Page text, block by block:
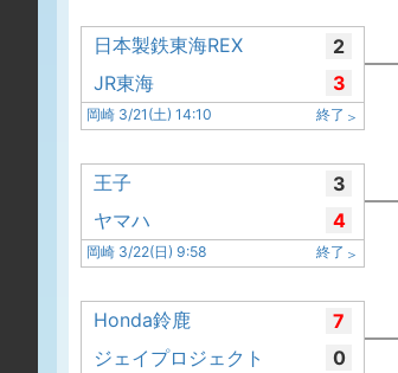
日本製鉄東海REX
2
JR東海
3
岡崎 3/21(土) 14:10 終了
王子
3
ヤマハ
4
岡崎 3/22(日) 9:58 終了
Honda鈴鹿
7
ジェイプロジェクト
0